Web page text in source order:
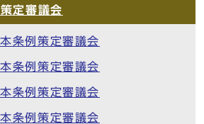
定審議会
条例策定審議会
条例策定審議会
条例策定審議会
条例策定審議会